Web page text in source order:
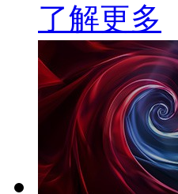
了解更多